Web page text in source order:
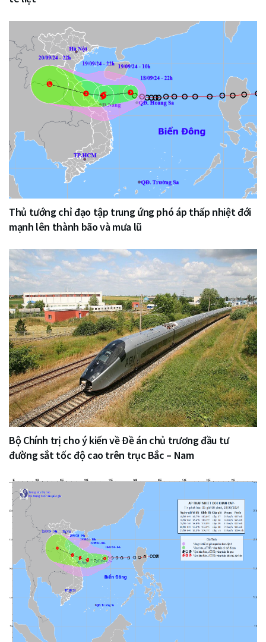
Thủ tướng chỉ đạo tập trung ứng phó áp thấp nhiệt đới
mạnh lên thành bão và mưa lũ
Bộ Chính trị cho ý kiến về Đề án chủ trương đầu tư
đường sắt tốc độ cao trên trục Bắc – Nam